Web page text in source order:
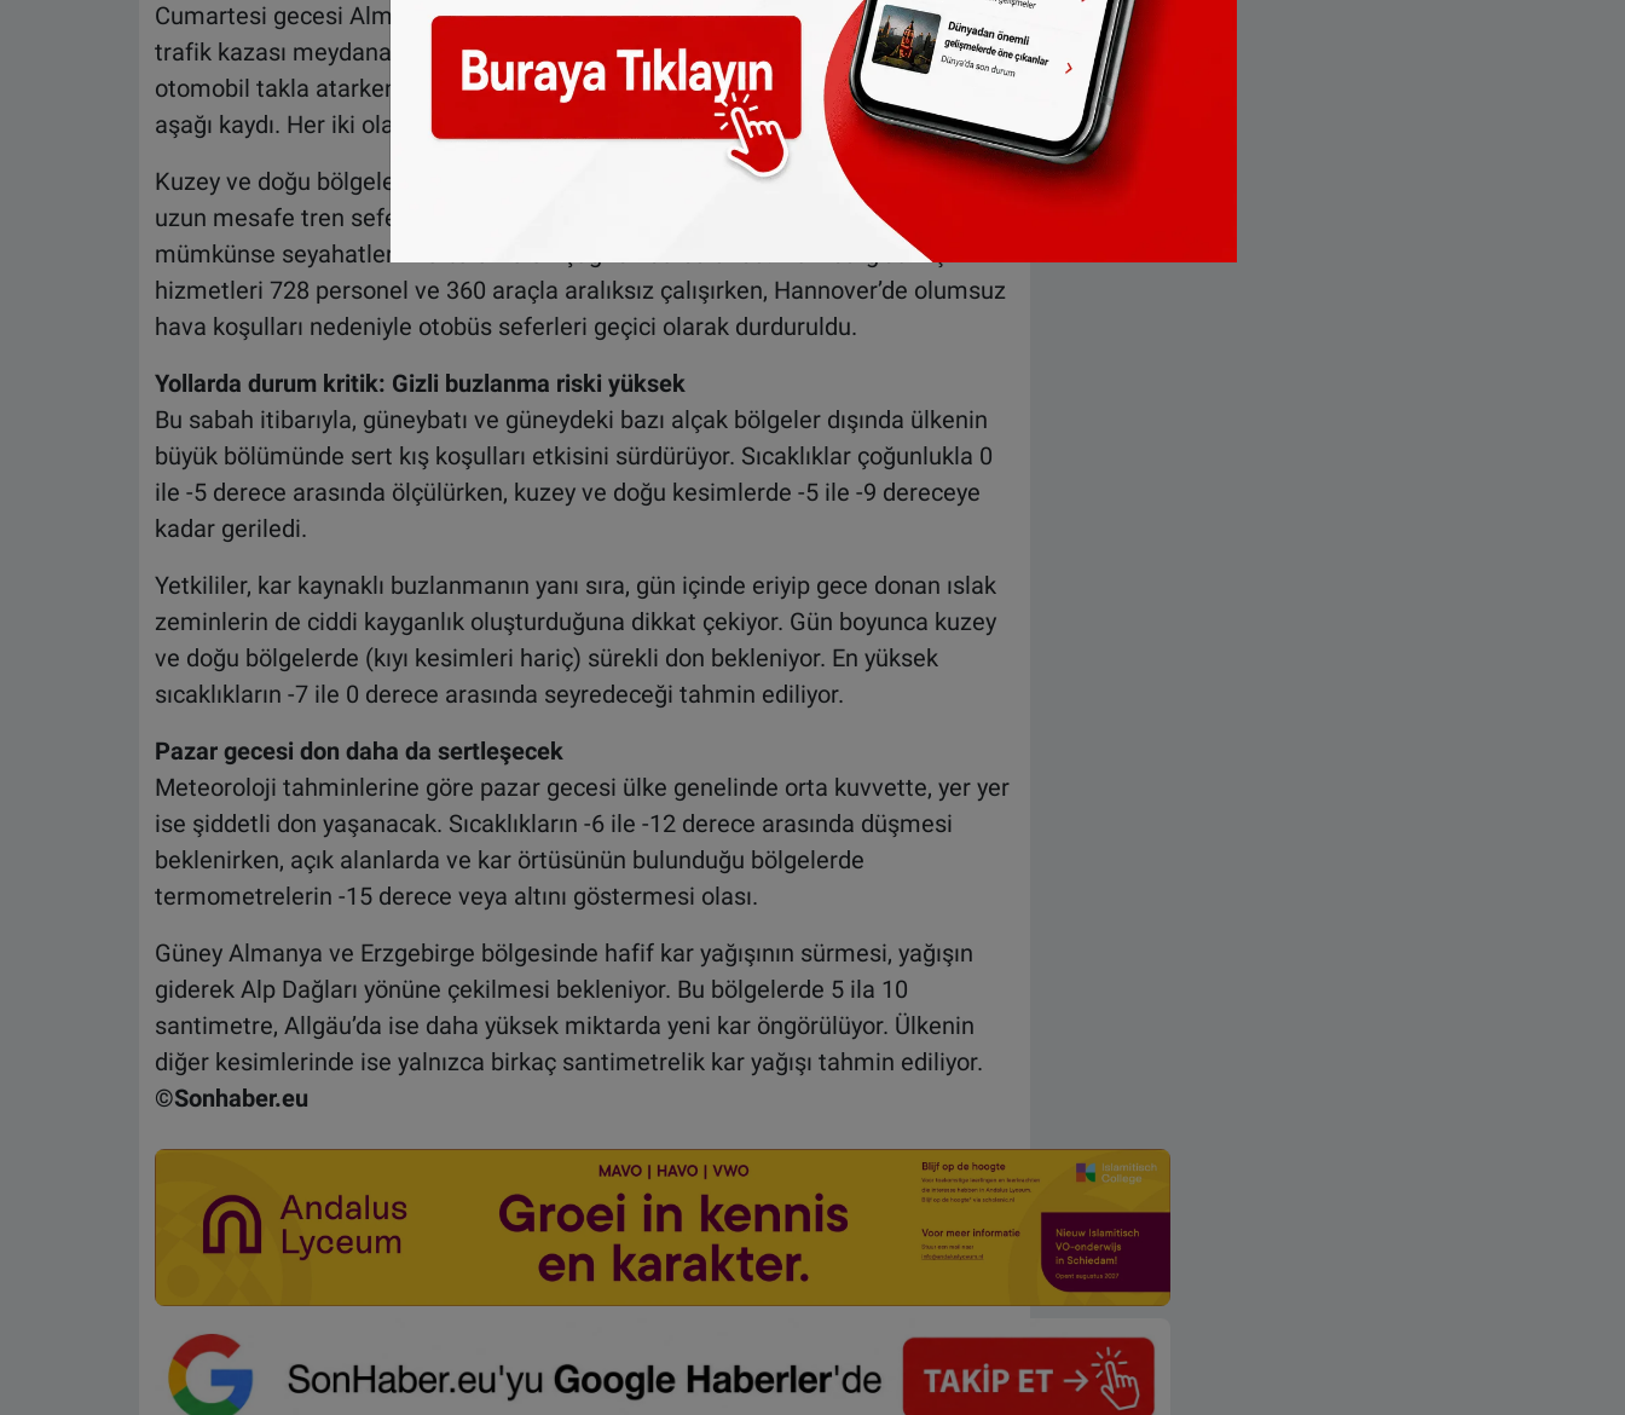
Cumartesi gecesi Almanya genelinde buzlanma ve kar nedeniyle çok sayıda
trafik kazası meydana geldi. Coburg yakınlarında karla kaplı yoldan çıkan bir
otomobil takla atarken, Kara Orman bölgesinde bir kar küreme aracı yamaçtan
aşağı kaydı. Her iki olayda da ciddi yaralanma bildirilmedi.
Kuzey ve doğu bölgelerde kar yağışının azalması bekleniyor; ancak buna rağmen
uzun mesafe tren seferleri hâlâ kısıtlı şekilde yapılıyor. Deutsche Bahn, yolculara
mümkünse seyahatlerini ertelemeleri çağrısında bulundu. Hamburg’da kış
hizmetleri 728 personel ve 360 araçla aralıksız çalışırken, Hannover’de olumsuz
hava koşulları nedeniyle otobüs seferleri geçici olarak durduruldu.
Yollarda durum kritik: Gizli buzlanma riski yüksek
Bu sabah itibarıyla, güneybatı ve güneydeki bazı alçak bölgeler dışında ülkenin
büyük bölümünde sert kış koşulları etkisini sürdürüyor. Sıcaklıklar çoğunlukla 0
ile -5 derece arasında ölçülürken, kuzey ve doğu kesimlerde -5 ile -9 dereceye
kadar geriledi.
Yetkililer, kar kaynaklı buzlanmanın yanı sıra, gün içinde eriyip gece donan ıslak
zeminlerin de ciddi kayganlık oluşturduğuna dikkat çekiyor. Gün boyunca kuzey
ve doğu bölgelerde (kıyı kesimleri hariç) sürekli don bekleniyor. En yüksek
sıcaklıkların -7 ile 0 derece arasında seyredeceği tahmin ediliyor.
Pazar gecesi don daha da sertleşecek
Meteoroloji tahminlerine göre pazar gecesi ülke genelinde orta kuvvette, yer yer
ise şiddetli don yaşanacak. Sıcaklıkların -6 ile -12 derece arasında düşmesi
beklenirken, açık alanlarda ve kar örtüsünün bulunduğu bölgelerde
termometrelerin -15 derece veya altını göstermesi olası.
Güney Almanya ve Erzgebirge bölgesinde hafif kar yağışının sürmesi, yağışın
giderek Alp Dağları yönüne çekilmesi bekleniyor. Bu bölgelerde 5 ila 10
santimetre, Allgäu’da ise daha yüksek miktarda yeni kar öngörülüyor. Ülkenin
diğer kesimlerinde ise yalnızca birkaç santimetrelik kar yağışı tahmin ediliyor.
©Sonhaber.eu